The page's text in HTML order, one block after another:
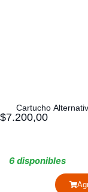
Cartucho
$7.200,00
6 disponibles